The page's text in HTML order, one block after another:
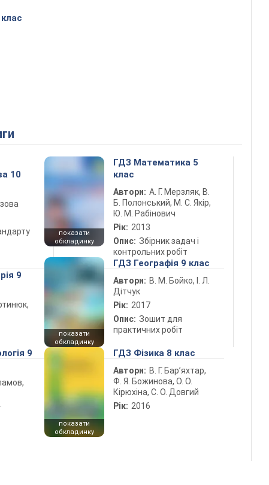
10
показати
обкладинку
ГДЗ Математика 5
клас
Автори: А. Г. Мерзляк, В.
Б. Полонський, М. С. Якір,
Ю. М. Рабінович
Рік: 2013
Опис: Збірник задач і
контрольних робіт
9
показати
обкладинку
ГДЗ Географія 9 клас
Автори: В. М. Бойко, І. Л.
Дітчук
Рік: 2017
Опис: Зошит для
практичних робіт
9
показати
обкладинку
ГДЗ Фізика 8 клас
Автори: В. Г. Бар’яхтар,
Ф. Я. Божинова, О. О.
Кірюхіна, С. О. Довгий
Рік: 2016